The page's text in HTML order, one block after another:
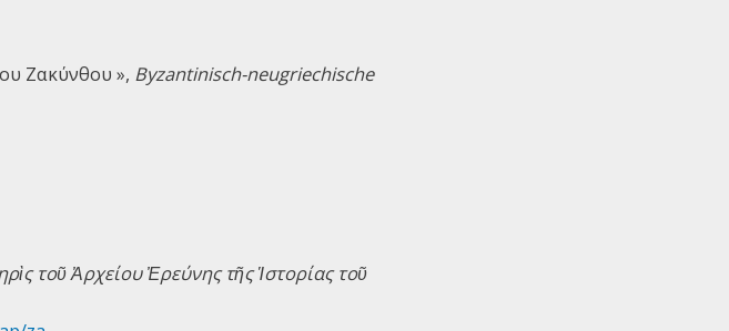
Ζακύνθου », Byzantinisch-neugriechische
τοῦ Ἀρχείου Ἐρεύνης τῆς Ἱστορίας τοῦ